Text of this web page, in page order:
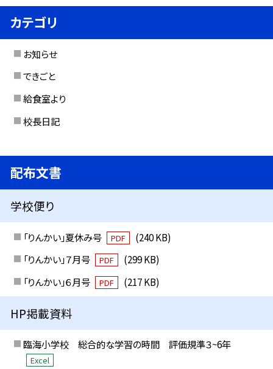
カテゴリ
お知らせ
できごと
給食室より
校長日記
配布文書
学校便り
「りんかい」夏休み号 PDF
(240 KB)
「りんかい」７月号
PDF
(299 KB)
「りんかい」６月号
PDF (217 KB)
HP掲載資料
臨海小学校 総合的な学習の時間 評価規準３~6年
Excel